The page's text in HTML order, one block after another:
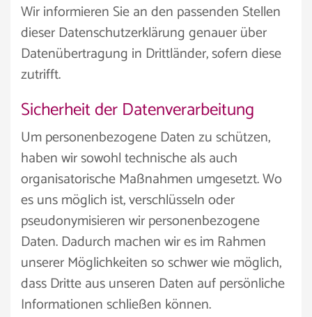
Wir informieren Sie an den passenden Stellen
dieser Datenschutzerklärung genauer über
Datenübertragung in Drittländer, sofern diese
zutrifft.
Sicherheit der Datenverarbeitung
Um personenbezogene Daten zu schützen,
haben wir sowohl technische als auch
organisatorische Maßnahmen umgesetzt. Wo
es uns möglich ist, verschlüsseln oder
pseudonymisieren wir personenbezogene
Daten. Dadurch machen wir es im Rahmen
unserer Möglichkeiten so schwer wie möglich,
dass Dritte aus unseren Daten auf persönliche
Informationen schließen können.